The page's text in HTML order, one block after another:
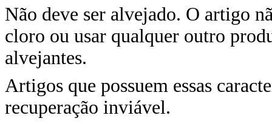
Não deve ser alvejado. O artigo
cloro ou usar qualquer outro
alvejantes.
Artigos que possuem essas
recuperação inviável.